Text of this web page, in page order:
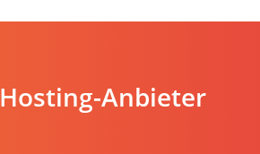
Anbieter